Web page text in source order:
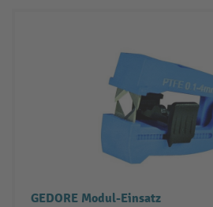
GEDORE Modul-Einsatz